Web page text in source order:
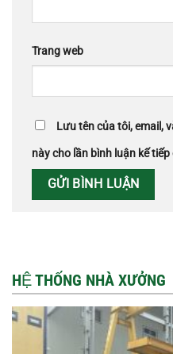
Trang web
Lưu tên của tôi, email,
này cho lần bình luận kế tiếp
HỆ THỐNG NHÀ XƯỞNG